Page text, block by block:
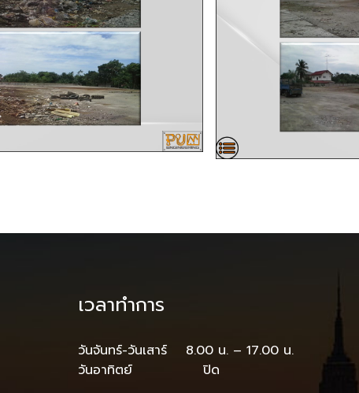
เวลาทำการ
วันจันทร์-วันเสาร์ 8.00 น. – 17.00 น.
วันอาทิตย์ ปิด